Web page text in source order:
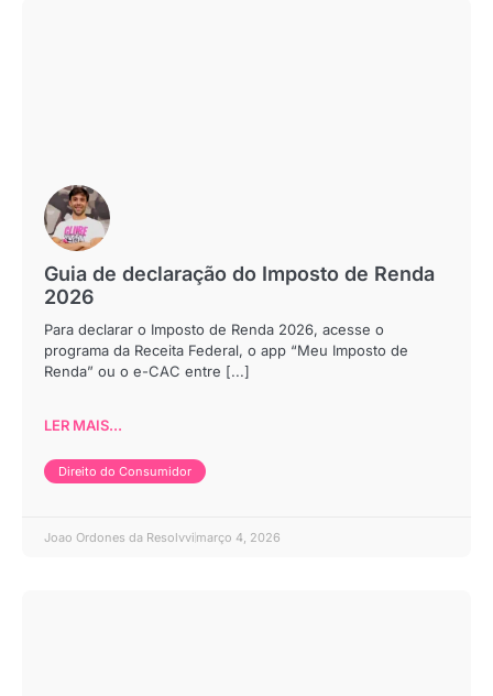
Guia de declaração do Imposto de Renda
2026
Para declarar o Imposto de Renda 2026, acesse o
programa da Receita Federal, o app “Meu Imposto de
Renda” ou o e-CAC entre [...]
LER MAIS...
Direito do Consumidor
Joao Ordones da Resolvvi março 4, 2026